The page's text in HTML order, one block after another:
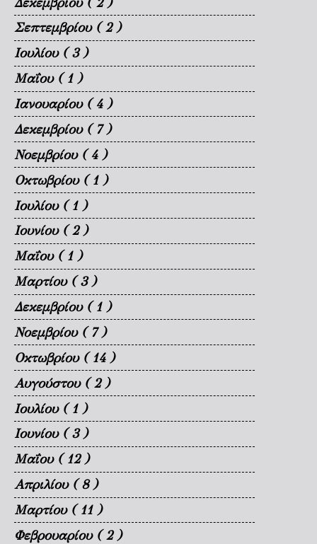
Σεπτεμβρίου ( 2 )
Ιουλίου ( 3 )
Μαΐου ( 1 )
Ιανουαρίου ( 4 )
Δεκεμβρίου ( 7 )
Νοεμβρίου ( 4 )
Οκτωβρίου ( 1 )
Ιουλίου ( 1 )
Ιουνίου ( 2 )
Μαΐου ( 1 )
Μαρτίου ( 3 )
Δεκεμβρίου ( 1 )
Νοεμβρίου ( 7 )
Οκτωβρίου ( 14 )
Αυγούστου ( 2 )
Ιουλίου ( 1 )
Ιουνίου ( 3 )
Μαΐου ( 12 )
Απριλίου ( 8 )
Μαρτίου ( 11 )
Φεβρουαρίου ( 2 )